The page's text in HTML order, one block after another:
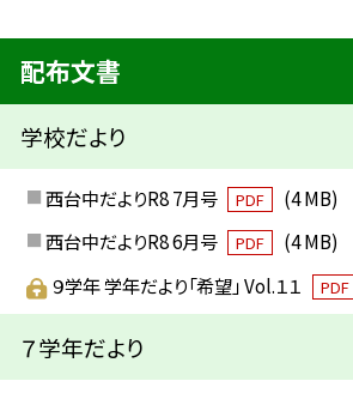
配布文書
学校だより
西台中だよりR8 7月号 PDF
(4 MB)
西台中だよりR8 6月号
PDF
(4 MB)
９学年 学年だより「希望」 Vol.１１
PDF
７学年だより